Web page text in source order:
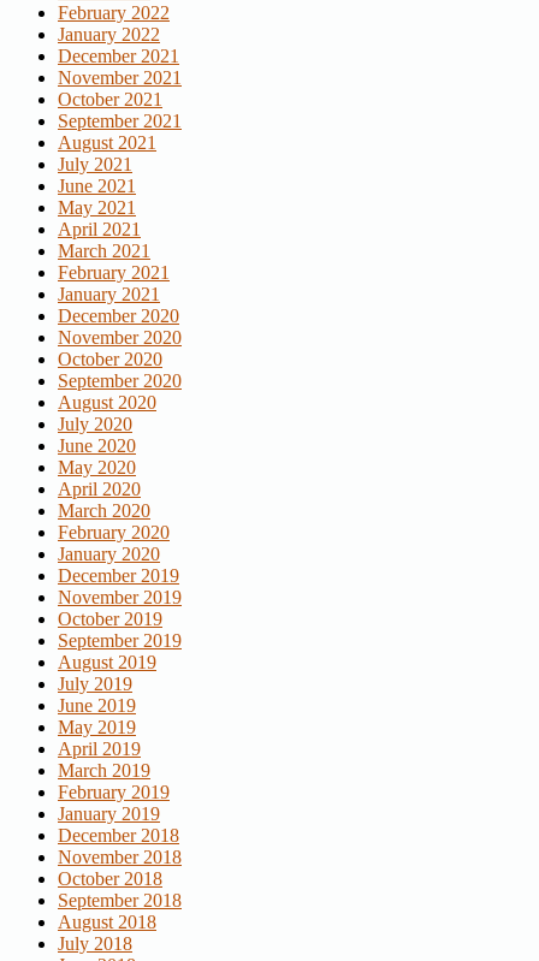
February 2022
January 2022
December 2021
November 2021
October 2021
September 2021
August 2021
July 2021
June 2021
May 2021
April 2021
March 2021
February 2021
January 2021
December 2020
November 2020
October 2020
September 2020
August 2020
July 2020
June 2020
May 2020
April 2020
March 2020
February 2020
January 2020
December 2019
November 2019
October 2019
September 2019
August 2019
July 2019
June 2019
May 2019
April 2019
March 2019
February 2019
January 2019
December 2018
November 2018
October 2018
September 2018
August 2018
July 2018